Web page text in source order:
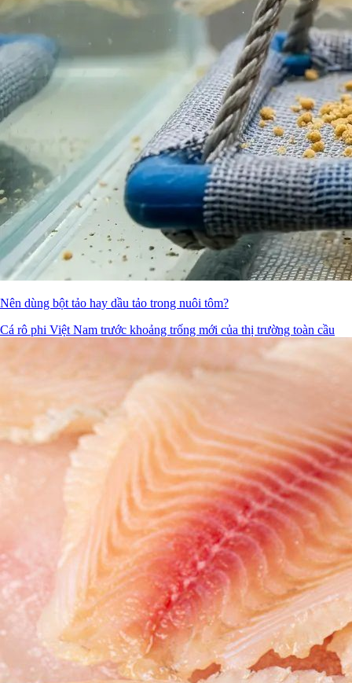
Nên dùng bột tảo hay dầu tảo trong nuôi tôm?
Cá rô phi Việt Nam trước khoảng trống mới của thị trường toàn cầu